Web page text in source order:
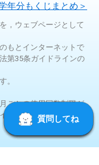
年分もくじまとめ＞
，ウェブページとして
もとインターネットで
第35条ガイドラインの
。
ごとの使用回数制限が
ト内検索機能に切り替